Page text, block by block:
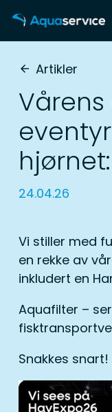
arrow_back Artikler
24.04.26
Vi stiller med
en rekke av
inkludert en
Aquafilter –
Snakkes snart!